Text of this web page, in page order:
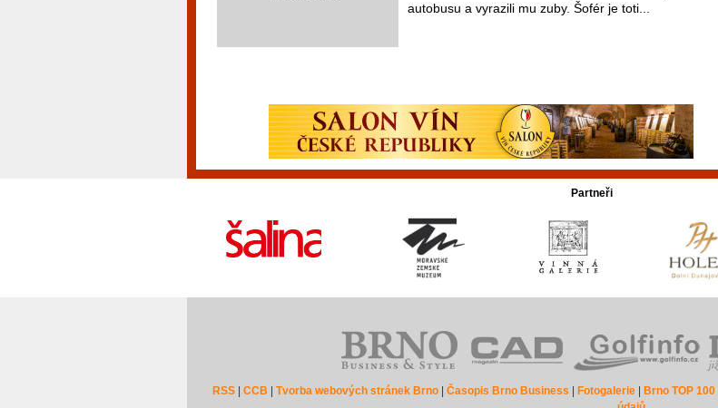
autobusu a vyrazili mu zuby. Šofér je toti...
Partneři
RSS| CCB Tvorba webových stránek Brno| Časopis Brno Business Fotogalerie| Brno TOP 100|